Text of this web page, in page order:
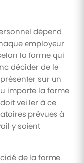
dépend
employeur
la forme qui
décider de le
sur un
importe la forme
veiller à ce
prévues à
y soient
de la forme